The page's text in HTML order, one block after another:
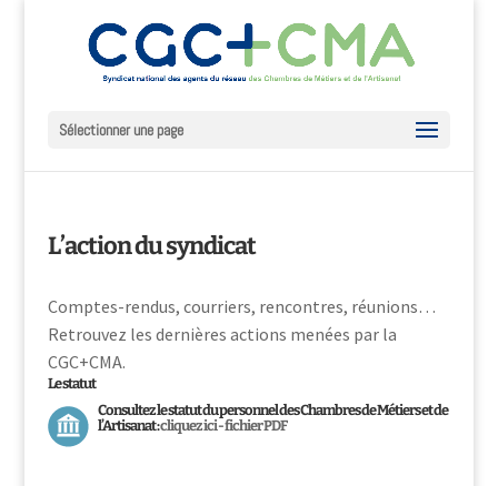
Sélectionner une page
L’action du syndicat
Comptes-rendus, courriers, rencontres, réunions…
Retrouvez les dernières actions menées par la
CGC+CMA.
Le statut
Consultez le statut du personnel des Chambres de Métiers et de
l’Artisanat :cliquez ici - fichier PDF